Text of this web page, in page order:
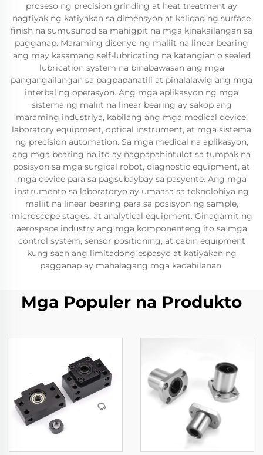
proseso ng precision grinding at heat treatment ay
nagtiyak ng katiyakan sa dimensyon at kalidad ng surface
finish na sumusunod sa mahigpit na mga kinakailangan sa
pagganap. Maraming disenyo ng maliit na linear bearing
ang may kasamang self-lubricating na katangian o sealed
lubrication system na binabawasan ang mga
pangangailangan sa pagpapanatili at pinalalawig ang mga
interbal ng operasyon. Ang mga aplikasyon ng mga
sistema ng maliit na linear bearing ay sakop ang
maraming industriya, kabilang ang mga medical device,
laboratory equipment, optical instrument, at mga sistema
ng precision automation. Sa mga medical na aplikasyon,
ang mga bearing na ito ay nagpapahintulot sa tumpak na
posisyon sa mga surgical robot, diagnostic equipment, at
mga device para sa pagsubaybay sa pasyente. Ang mga
instrumento sa laboratoryo ay umaasa sa teknolohiya ng
maliit na linear bearing para sa posisyon ng sample,
microscope stages, at analytical equipment. Ginagamit ng
aerospace industry ang mga komponenteng ito sa mga
control system, sensor positioning, at cabin equipment
kung saan ang limitadong espasyo at katiyakan ng
pagganap ay mahalagang mga kadahilanan.
Mga Populer na Produkto